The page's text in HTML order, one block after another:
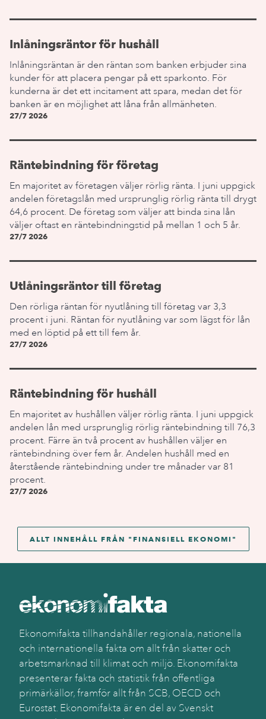
Inlåningsräntor för hushåll
Inlåningsräntan är den räntan som banken erbjuder sina
kunder för att placera pengar på ett sparkonto. För
kunderna är det ett incitament att spara, medan det för
banken är en möjlighet att låna från allmänheten.
27/7 2026
Räntebindning för företag
En majoritet av företagen väljer rörlig ränta. I juni uppgick
andelen företagslån med ursprunglig rörlig ränta till drygt
64,6 procent. De företag som väljer att binda sina lån
väljer oftast en räntebindningstid på mellan 1 och 5 år.
27/7 2026
Utlåningsräntor till företag
Den rörliga räntan för nyutlåning till företag var 3,3
procent i juni. Räntan för nyutlåning var som lägst för lån
med en löptid på ett till fem år.
27/7 2026
Räntebindning för hushåll
En majoritet av hushållen väljer rörlig ränta. I juni uppgick
andelen lån med ursprunglig rörlig räntebindning till 76,3
procent. Färre än två procent av hushållen väljer en
räntebindning över fem år. Andelen hushåll med en
återstående räntebindning under tre månader var 81
procent.
27/7 2026
ALLT INNEHÅLL FRÅN " FINANSIELL EKONOMI "
Ekonomifakta tillhandahåller regionala, nationella
och internationella fakta om allt från skatter och
arbetsmarknad till klimat och miljö. Ekonomifakta
presenterar fakta och statistik från offentliga
primärkällor, framför allt från SCB, OECD och
Eurostat. Ekonomifakta är en del av Svenskt